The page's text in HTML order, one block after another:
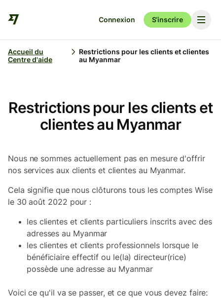
Connexion S’inscrire
Accueil du
Centre d'aide
Restrictions pour les clients et clientes
au Myanmar
Restrictions pour les clients et
clientes au Myanmar
Nous ne sommes actuellement pas en mesure d'offrir
nos services aux clients et clientes au Myanmar.
Cela signifie que nous clôturons tous les comptes Wise
le 30 août 2022 pour :
les clientes et clients particuliers inscrits avec des
adresses au Myanmar
les clientes et clients professionnels lorsque le
bénéficiaire effectif ou le(la) directeur(rice)
possède une adresse au Myanmar
Voici ce qu'il va se passer, et ce que vous devez faire: